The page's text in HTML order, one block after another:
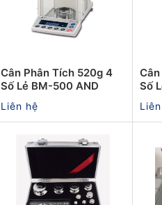
Cân Phân Tích 520g 4
Số Lẻ BM-500 AND
Liên hệ
Số